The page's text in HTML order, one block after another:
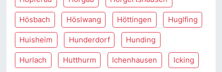
Hösbach Höslwang Höttingen Huglfing
Huisheim Hunderdorf Hunding
Hurlach Hutthurm Ichenhausen Icking